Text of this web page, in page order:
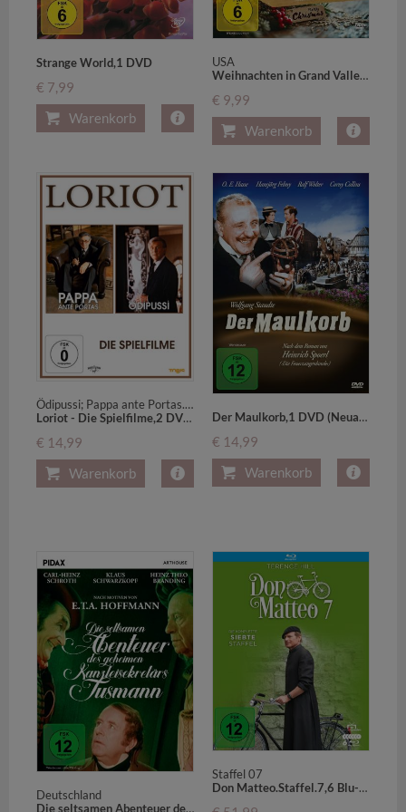
Strange World,1 DVD
€ 7,99
Warenkorb
USA
Weihnachten in Grand Valley,1 DVD
€ 9,99
Warenkorb
Ödipussi; Pappa ante Portas. Für Hörgeschädigte geeignet
Loriot - Die Spielfilme,2 DVDs
€ 14,99
Warenkorb
Der Maulkorb,1 DVD (Neuauflage)
€ 14,99
Warenkorb
Deutschland
Die seltsamen Abenteuer des geheimen Kanzleisekretärs Tusmann,1 DVD
Staffel 07
Don Matteo.Staffel.7,6 Blu-ray